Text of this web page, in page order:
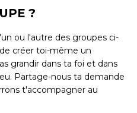
?
ou l'autre des groupes ci-
créer toi-même un
grandir dans ta foi et dans
Partage-nous ta demande
t'accompagner au